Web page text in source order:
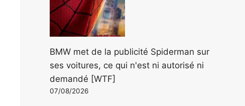
BMW met de la publicité Spiderman sur
ses voitures, ce qui n'est ni autorisé ni
demandé [WTF]
07/08/2026